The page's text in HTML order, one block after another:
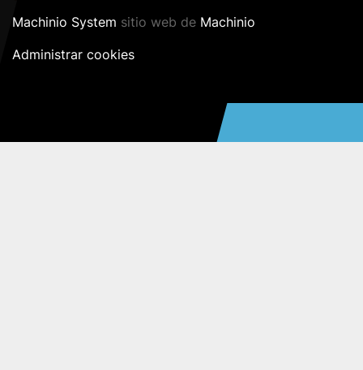
Machinio System sitio web de Machinio
Administrar cookies